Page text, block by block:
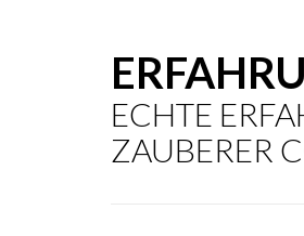
ECHTE
ZAUBERER